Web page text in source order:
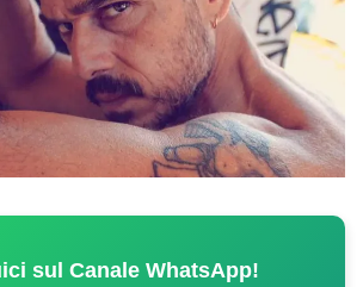
sul Canale WhatsApp!